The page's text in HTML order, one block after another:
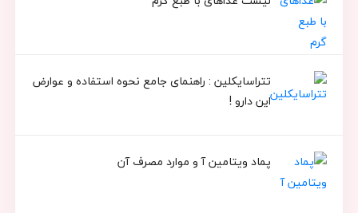
تتراسایکلین : راهنمای جامع نحوه استفاده و عوارض
این دارو !
پماد ویتامین آ و موارد مصرف آن